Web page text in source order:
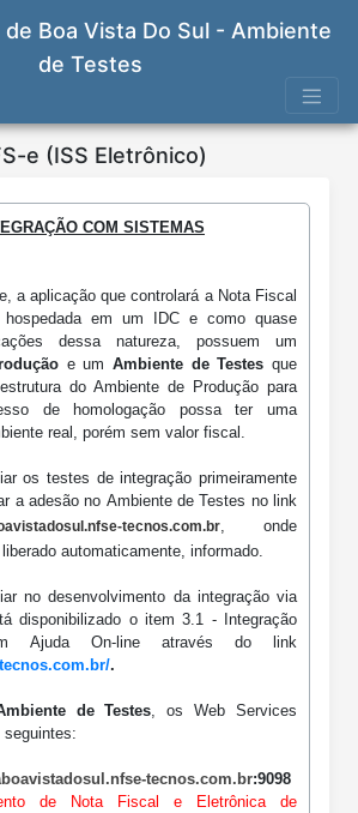
Boa Vista Do Sul - Ambiente
de Testes
e (ISS Eletrônico)
COM SISTEMAS
aplicação que controlará a Nota Fiscal
hospedada em um IDC e como quase
dessa natureza, possuem um
e um Ambiente de Testes que
do Ambiente de Produção para
de homologação possa ter uma
real, porém sem valor fiscal.
testes de integração primeiramente
a adesão no Ambiente de Testes no link
tecnos.com.br, onde
automaticamente, informado.
desenvolvimento da integração via
disponibilizado o item 3.1 - Integração
Ajuda On-line através do link
.
de Testes, os Web Services
tecnos.com.br:9098
de Nota Fiscal e Eletrônica de